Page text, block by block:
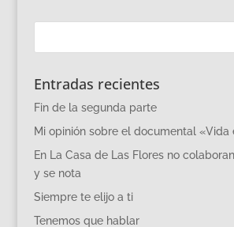
Entradas recientes
Fin de la segunda parte
Mi opinión sobre el documental «Vida
En La Casa de Las Flores no
y se nota
Siempre te elijo a ti
Tenemos que hablar